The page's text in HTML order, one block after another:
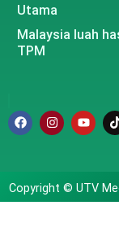
Utama
Malaysia luah
TPM
Copyright © UTV